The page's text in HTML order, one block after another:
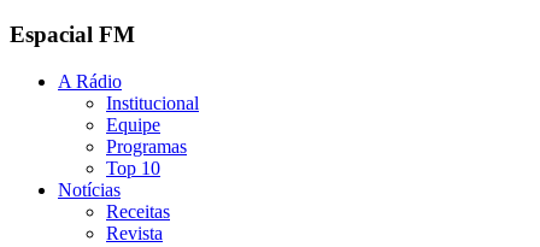
Espacial FM
A Rádio
Institucional
Equipe
Programas
Top 10
Notícias
Receitas
Revista